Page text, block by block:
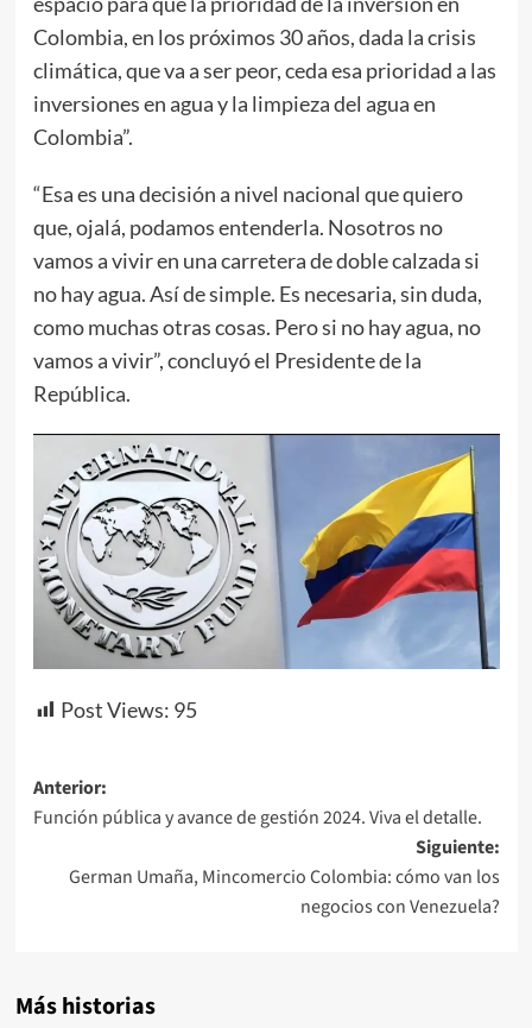
Colombia, en los próximos 30 años, dada la crisis
climática, que va a ser peor, ceda esa prioridad a las
inversiones en agua y la limpieza del agua en
Colombia”.
“Esa es una decisión a nivel nacional que quiero
que, ojalá, podamos entenderla. Nosotros no
vamos a vivir en una carretera de doble calzada si
no hay agua. Así de simple. Es necesaria, sin duda,
como muchas otras cosas. Pero si no hay agua, no
vamos a vivir”, concluyó el Presidente de la
República.
Post Views: 95
Navegación
de
entradas
Anterior:
Función pública y avance de gestión 2024. Viva el detalle.
Siguiente:
German Umaña, Mincomercio Colombia: cómo van los
negocios con Venezuela?
Más historias